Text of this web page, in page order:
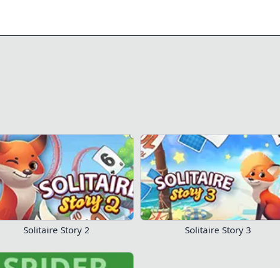
0/2 52 22
Solitaire Story 2 Solitaire Story 3